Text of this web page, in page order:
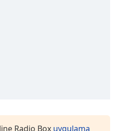
Radio Box uygulama